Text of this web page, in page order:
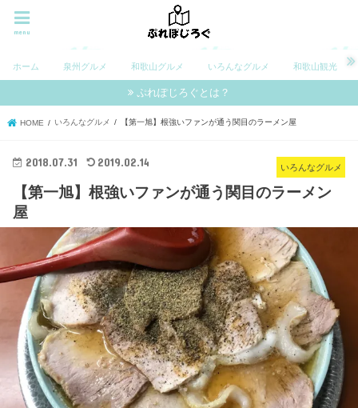
menu
ホーム 泉州グルメ 和歌山グルメ いろんなグルメ 和歌山観光
ぷれぽじろぐとは？
HOME いろんなグルメ 【第一旭】根強いファンが通う関目のラーメン屋
いろんなグルメ
2018.07.31 2019.02.14
【第一旭】根強いファンが通う関目のラーメン
屋